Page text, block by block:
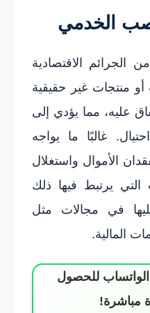
الخدمي
الاقتصادية
أو منتجات غير حقيقية
عليه، مما يؤدي إلى
غالبًا ما يواجه
الأموال واستغلال
التي يرتبط فيها ذلك
في مجالات مثل
المالية.
الواتساب للحصول
مباشرة!